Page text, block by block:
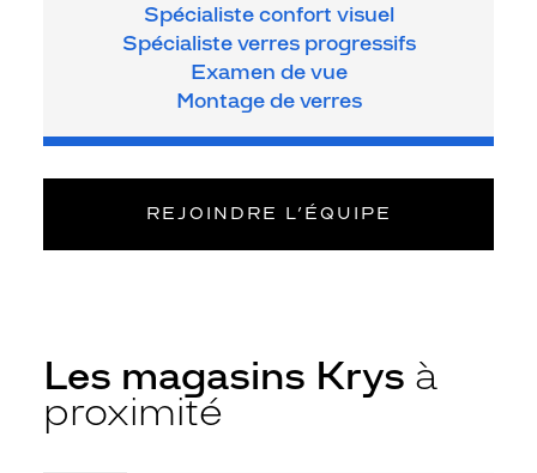
Spécialiste confort visuel
Spécialiste verres progressifs
Examen de vue
Montage de verres
REJOINDRE L’ÉQUIPE
Les magasins Krys à
proximité